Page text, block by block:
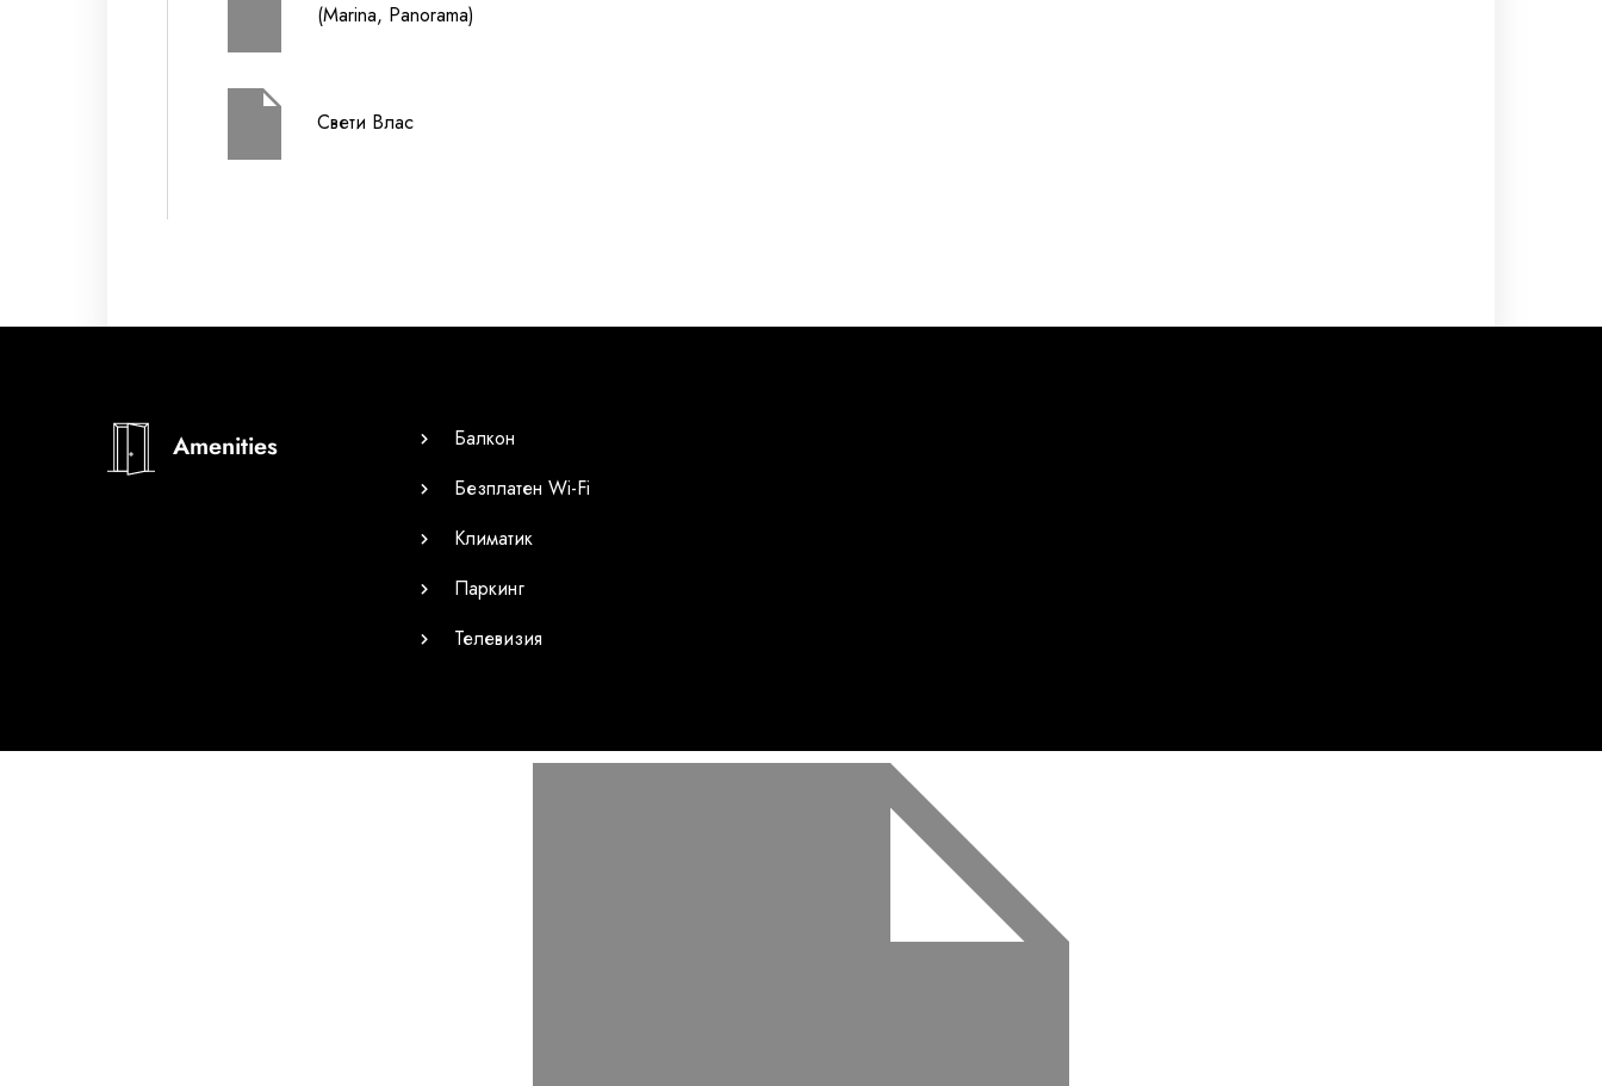
Възрастни Деца (2-12 г.)
(Marina, Panorama)
Свети Влас
Amenities
Балкон
Безплатен Wi-Fi
Климатик
Паркинг
Телевизия